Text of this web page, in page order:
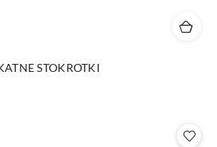
STOKROTKI